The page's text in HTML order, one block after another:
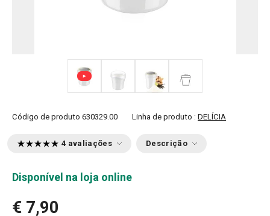
Código de produto 630329.00 Linha de produto : DELÍCIA
4 avaliações Descrição
Disponível na loja online
€ 7,90